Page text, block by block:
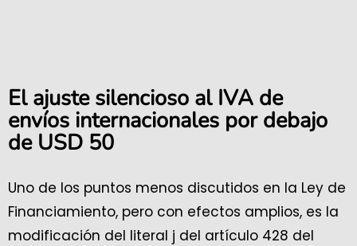
El ajuste silencioso al IVA de
envíos internacionales por debajo
de USD 50
Uno de los puntos menos discutidos en la Ley de
Financiamiento, pero con efectos amplios, es la
modificación del literal j del artículo 428 del